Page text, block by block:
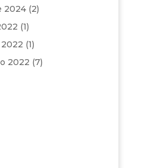
2024(2)
(1)
(1)
2022 (7)